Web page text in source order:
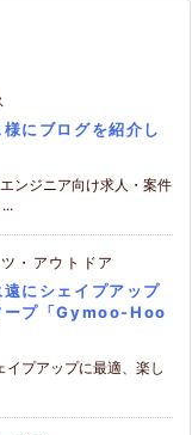
にブログを紹介し
ンジニア向け求人・案件
・アウトドア
にシェイプアップ
ープ「Gymoo-Hoo
プアップに最適、楽し